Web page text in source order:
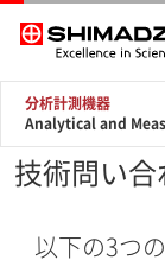
分析計測機器
Analytical and
技術問い合
以下の3つ